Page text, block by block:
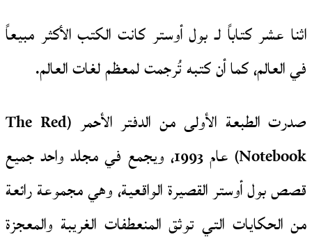
اثنا عشر كتاباً لـ بول أوستر كانت الكتب الأكثر مبيعاً
في العالم، كما أن كتبه تُرجمت لمعظم لغات العالم.
صدرت الطبعة الأولى من الدفتر الأحمر (The Red
Notebook) عام 1993، ويجمع في مجلد واحد جميع
قصص بول أوستر القصيرة الواقعية، وهي مجموعة رائعة
من الحكايات التي توثق المنعطفات الغريبة والمعجزة